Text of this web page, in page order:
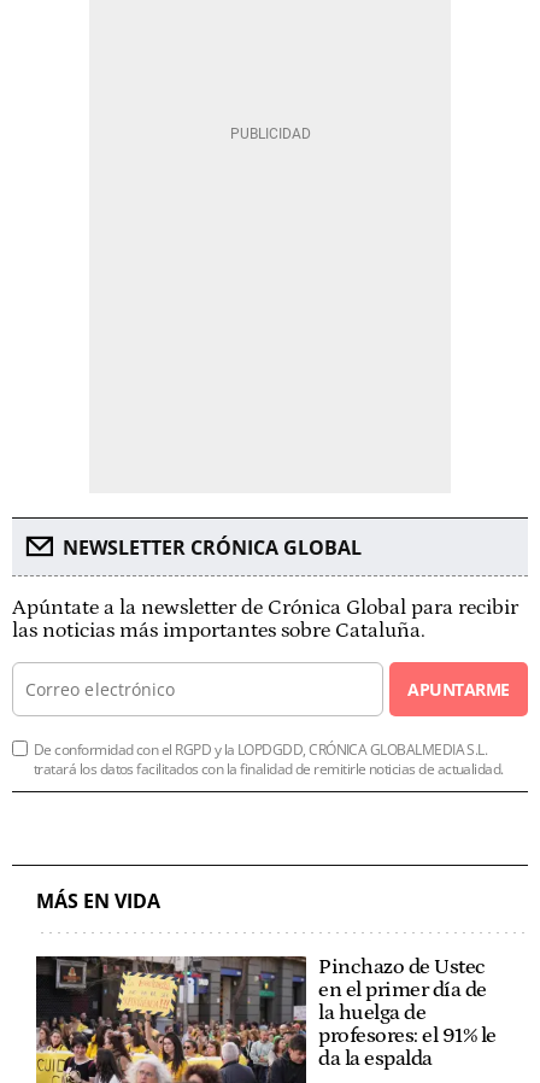
NEWSLETTER CRÓNICA GLOBAL
Apúntate a la newsletter de Crónica Global para recibir
las noticias más importantes sobre Cataluña.
APUNTARME
De conformidad con el RGPD y la LOPDGDD, CRÓNICA GLOBALMEDIA S.L.
tratará los datos facilitados con la finalidad de remitirle noticias de actualidad.
MÁS EN VIDA
Pinchazo de Ustec
en el primer día de
la huelga de
profesores: el 91% le
da la espalda